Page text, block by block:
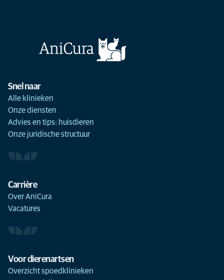
Snel naar
Alle klinieken
Onze diensten
Advies en tips: huisdieren
Onze juridische structuur
Carrière
Over AniCura
Vacatures
Voor dierenartsen
Overzicht spoedklinieken